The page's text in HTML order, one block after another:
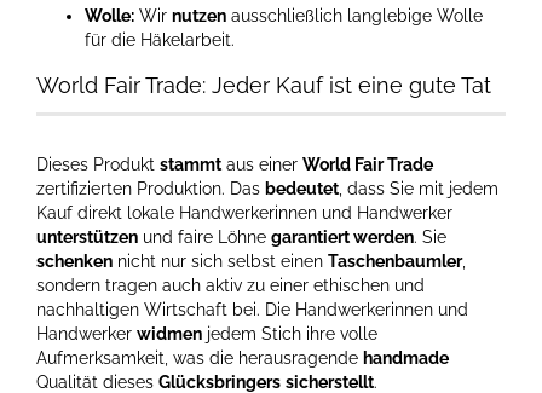
Wolle: Wir nutzen ausschließlich langlebige Wolle
für die Häkelarbeit.
World Fair Trade: Jeder Kauf ist eine gute Tat
Dieses Produkt stammt aus einer World Fair Trade
zertifizierten Produktion. Das bedeutet , dass Sie mit jedem
Kauf direkt lokale Handwerkerinnen und Handwerker
unterstützen und faire Löhne garantiert werden. Sie
schenken nicht nur sich selbst einen Taschenbaumler,
sondern tragen auch aktiv zu einer ethischen und
nachhaltigen Wirtschaft bei. Die Handwerkerinnen und
Handwerker widmen jedem Stich ihre volle
Aufmerksamkeit, was die herausragende handmade
Qualität dieses Glücksbringers sicherstellt.